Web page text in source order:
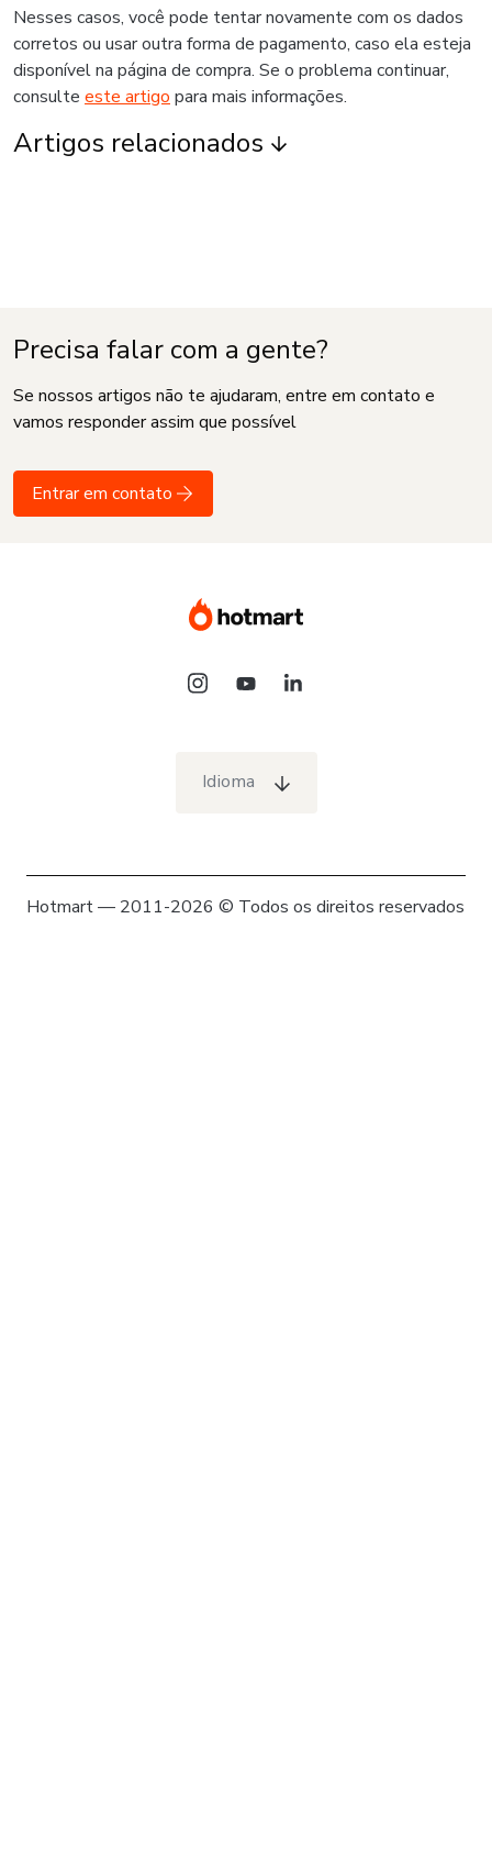
Nesses casos, você pode tentar novamente com os dados
corretos ou usar outra forma de pagamento, caso ela esteja
disponível na página de compra. Se o problema continuar,
consulte este artigo para mais informações.
Artigos relacionados
Precisa falar com a gente?
Se nossos artigos não te ajudaram, entre em contato e
vamos responder assim que possível
Entrar em contato
Idioma
Hotmart — 2011-2026 © Todos os direitos reservados